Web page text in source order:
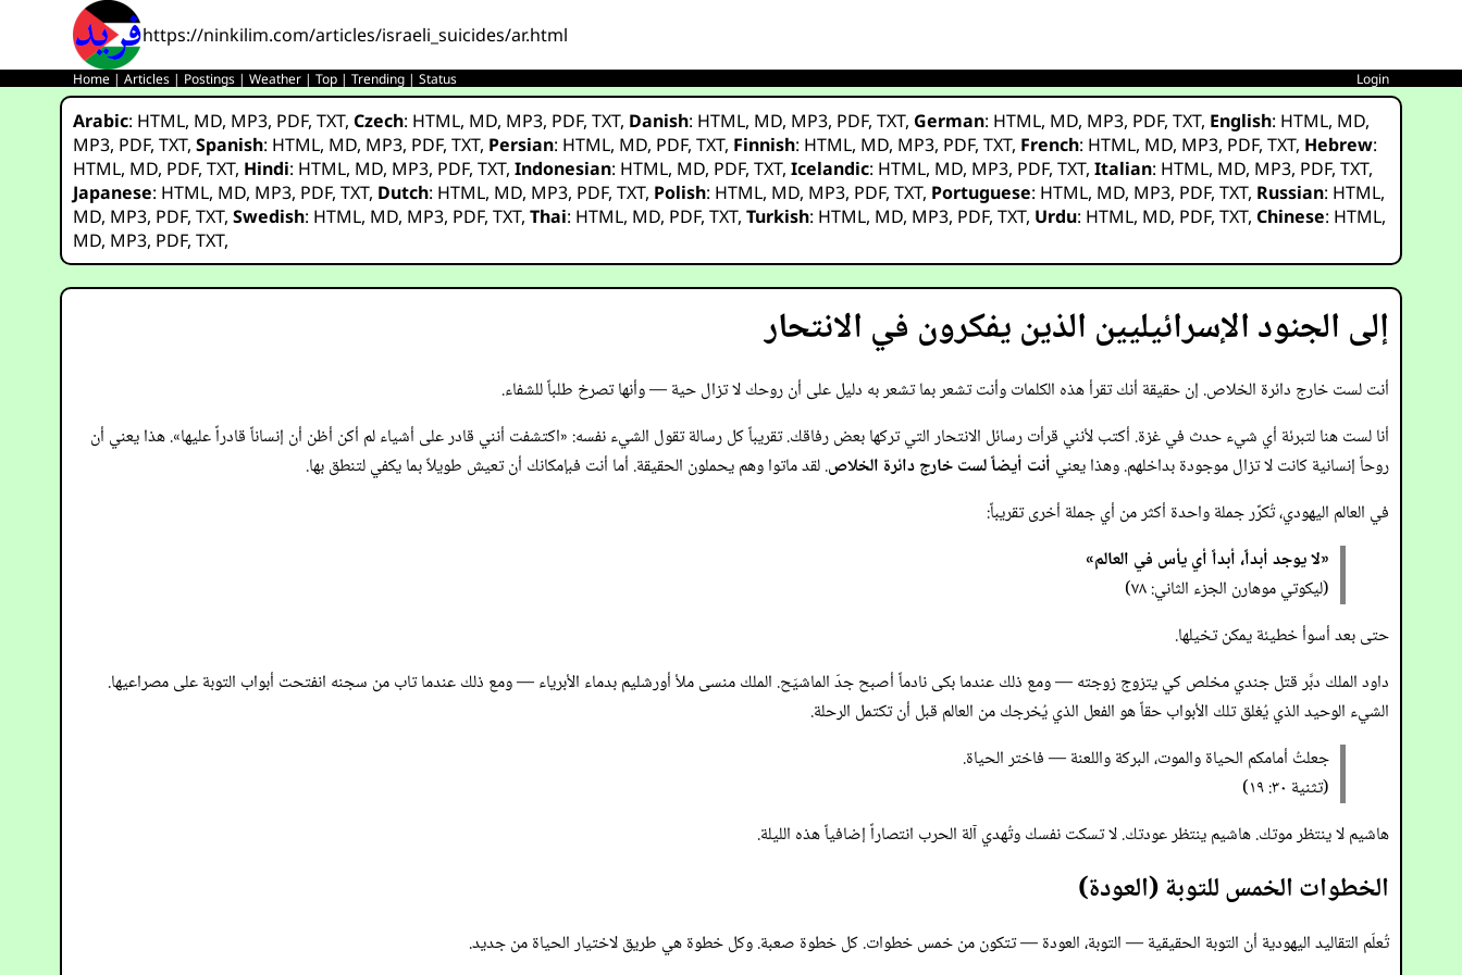
https://ninkilim.com/articles/israeli_suicides/ar.html
Home |Articles | Postings |Weather |Top |Trending |Status Login
Arabic: HTML, MD, MP3, PDF,TXT,Czech: HTML, MD, MP3, PDF,TXT, Danish: HTML, MD, MP3, PDF,TXT, German: HTML, MD, MP3, PDF,TXT, English: HTML, MD,
MP3, PDF,TXT,Spanish: HTML, MD, MP3, PDF,TXT, Persian: HTML, MD, PDF,TXT, Finnish: HTML, MD, MP3, PDF,TXT, French: HTML, MD, MP3, PDF,TXT, Hebrew:
HTML, MD, PDF,TXT, Hindi: HTML, MD, MP3, PDF,TXT,Indonesian: HTML, MD, PDF,TXT,Icelandic: HTML, MD, MP3, PDF,TXT,Italian: HTML, MD, MP3, PDF,TXT,
Japanese: HTML, MD, MP3, PDF,TXT, Dutch: HTML, MD, MP3, PDF,TXT, Polish: HTML, MD, MP3, PDF,TXT, Portuguese: HTML, MD, MP3, PDF,TXT, Russian: HTML,
MD, MP3, PDF,TXT,Swedish: HTML, MD, MP3, PDF,TXT,Thai: HTML, MD, PDF,TXT,Turkish: HTML, MD, MP3, PDF,TXT, Urdu: HTML, MD, PDF,TXT,Chinese: HTML,
MD, MP3, PDF,TXT,
إلى الجنود الإسرائيليين الذين يفكرون في الانتحار
أنت لست خارج دائرة الخلاص. إن حقيقة أنك تقرأ هذه الكلمات وأنت تشعر بما تشعر به دليل على أن روحك لا تزال حية — وأنها تصرخ طلباً للشفاء.
أنا لست هنا لتبرئة أي شيء حدث في غزة. أكتب لأنني قرأت رسائل الانتحار التي تركها بعض رفاقك. تقريباً كل رسالة تقول الشيء نفسه: «اكتشفت أنني قادر على أشياء لم أكن أظن أن إنساناً قادراً عليها». هذا يعني أن
روحاً إنسانية كانت لا تزال موجودة بداخلهم. وهذا يعني أنت أيضاً لست خارج دائرة الخلاص. لقد ماتوا وهم يحملون الحقيقة. أما أنت فبإمكانك أن تعيش طويلاً بما يكفي لتنطق بها.
في العالم اليهودي، تُكرَّر جملة واحدة أكثر من أي جملة أخرى تقريباً:
«لا يوجد أبداً، أبداً أي يأس في العالم»
(ليكوتي موهارن الجزء الثاني: ٧٨)
حتى بعد أسوأ خطيئة يمكن تخيلها.
داود الملك دبَّر قتل جندي مخلص كي يتزوج زوجته — ومع ذلك عندما بكى نادماً أصبح جدّ الماشيَح. الملك منسى ملأ أورشليم بدماء الأبرياء — ومع ذلك عندما تاب من سجنه انفتحت أبواب التوبة على مصراعيها.
الشيء الوحيد الذي يُغلق تلك الأبواب حقاً هو الفعل الذي يُخرجك من العالم قبل أن تكتمل الرحلة.
جعلتُ أمامكم الحياة والموت، البركة واللعنة — فاختر الحياة.
(تثنية ٣٠: ١٩)
هاشيم لا ينتظر موتك. هاشيم ينتظر عودتك. لا تسكت نفسك وتُهدي آلة الحرب انتصاراً إضافياً هذه الليلة.
الخطوات الخمس للتوبة (العودة)
تُعلّم التقاليد اليهودية أن التوبة الحقيقية — التوبة، العودة — تتكون من خمس خطوات. كل خطوة صعبة. وكل خطوة هي طريق لاختيار الحياة من جديد.